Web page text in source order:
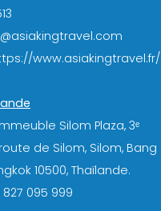
www.asiakingtravel.fr/
Silom Plaza, 3ᵉ
de Silom, Silom, Bang
10500, Thaïlande.
827 095 999